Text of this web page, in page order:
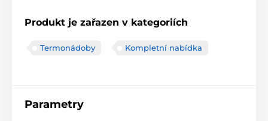
Produkt je zařazen v kategoriích
Termonádoby Kompletní nabídka
Parametry